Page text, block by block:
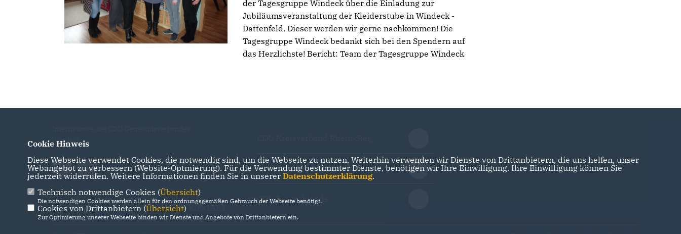
der Tagesgruppe Windeck über die Einladung zur
Jubiläumsveranstaltung der Kleiderstube in Windeck -
Dattenfeld. Dieser werden wir gerne nachkommen! Die
Tagesgruppe Windeck bedankt sich bei den Spendern auf
das Herzlichste! Bericht: Team der Tagesgruppe Windeck
Windeck
IMPRESSUM DATENSCHUTZ KONTAKT
CDU Nordrhein-Westfalen
CDU Deutschlands
Cookie Hinweis
Diese Webseite verwendet Cookies, die notwendig sind, um die Webseite zu nutzen. Weiterhin verwenden wir Dienste von Drittanbietern, die uns helfen, unser
Webangebot zu verbessern (Website-Optmierung). Für die Verwendung bestimmter Dienste, benötigen wir Ihre Einwilligung. Ihre Einwilligung können Sie
jederzeit widerrufen. Weitere Informationen finden Sie in unserer Datenschutzerklärung.
Technisch notwendige Cookies (Übersicht)
Die notwendigen Cookies werden allein für den ordnungsgemäßen Gebrauch der Webseite benötigt.
Cookies von Drittanbietern (Übersicht)
Zur Optimierung unserer Webseite binden wir Dienste und Angebote von Drittanbietern ein.